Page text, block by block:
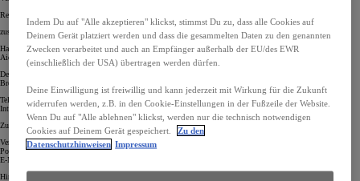
Registrierungsnummer: D-RA6L-XUWS1-51
zuständige Registerstelle: Industrie- und Handelskammer Ostthüringen zu Gera
Haftungsübernehmende(s) Versicherungsunternehmen:
Aioi Nissay Dowa Insurance Company of Europe Limited – Herrn Michael Kainzbauer
Deutscher Industrie- und Handelskammertag (DIHK) e.V.
Breite Straße 29, 10178 Berlin
Telefon 030/20308-0
Internet:www.vermittlerregister.info
Zuständige Schlichtungsstellen
Versicherungsombudsmann e.V.
Postfach 08 06 32, 10006 Berlin
E-Mail:
Hinweis gemäß § 36 Verbraucherstreitbeilegungsgesetz (VSBG)
Indem Du auf "Alle akzeptieren" klickst, stimmst Du zu, dass alle Cookies auf
Deinem Gerät platziert werden und dass die gesammelten Daten zu den genannten
Zwecken verarbeitet und auch an Empfänger außerhalb der EU/des EWR
(einschließlich der USA) übertragen werden dürfen.
Deine Einwilligung ist freiwillig und kann jederzeit mit Wirkung für die Zukunft
widerrufen werden, z.B. in den Cookie-Einstellungen in der Fußzeile der Website.
Wenn Du auf "Alle ablehnen" klickst, werden nur die technisch notwendigen
Cookies auf Deinem Gerät gespeichert.
Zu den
Datenschutzhinweisen Impressum